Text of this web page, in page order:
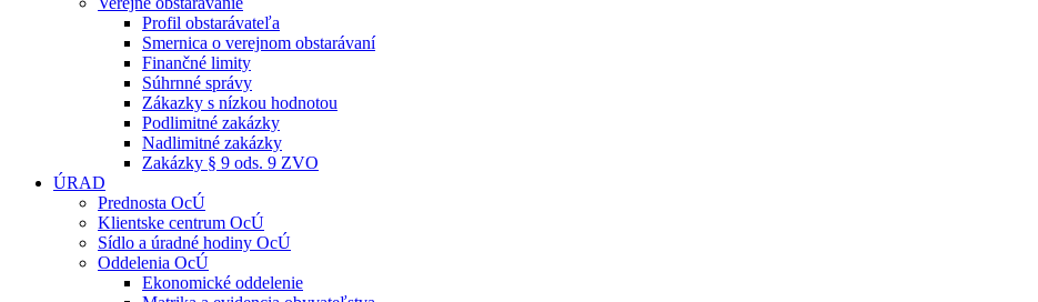
Profil obstarávateľa
Smernica o verejnom obstarávaní
Finančné limity
Súhrnné správy
Zákazky s nízkou hodnotou
Podlimitné zakázky
Nadlimitné zakázky
Zakázky § 9 ods. 9 ZVO
ÚRAD
Prednosta OcÚ
Klientske centrum OcÚ
Sídlo a úradné hodiny OcÚ
Oddelenia OcÚ
Ekonomické oddelenie